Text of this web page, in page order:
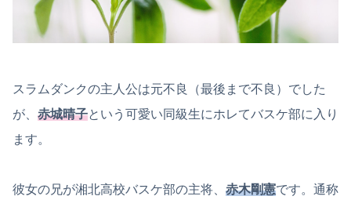
スラムダンクの主人公は元不良（最後まで不良）でした
が、 赤城晴子という可愛い同級生にホレてバスケ部に入り
ます。
彼女の兄が湘北高校バスケ部の主将、 赤木剛憲です。通称